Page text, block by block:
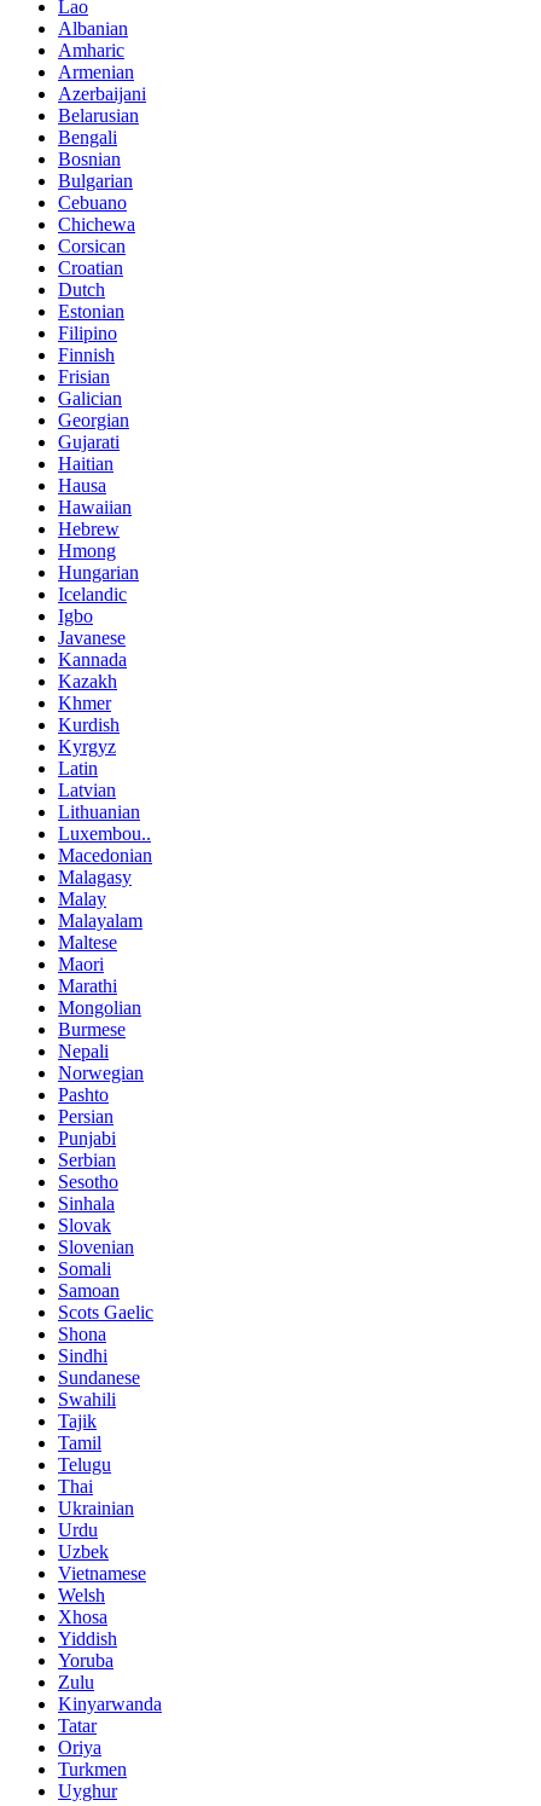
Lao
Albanian
Amharic
Armenian
Azerbaijani
Belarusian
Bengali
Bosnian
Bulgarian
Cebuano
Chichewa
Corsican
Croatian
Dutch
Estonian
Filipino
Finnish
Frisian
Galician
Georgian
Gujarati
Haitian
Hausa
Hawaiian
Hebrew
Hmong
Hungarian
Icelandic
Igbo
Javanese
Kannada
Kazakh
Khmer
Kurdish
Kyrgyz
Latin
Latvian
Lithuanian
Luxembou..
Macedonian
Malagasy
Malay
Malayalam
Maltese
Maori
Marathi
Mongolian
Burmese
Nepali
Norwegian
Pashto
Persian
Punjabi
Serbian
Sesotho
Sinhala
Slovak
Slovenian
Somali
Samoan
Scots Gaelic
Shona
Sindhi
Sundanese
Swahili
Tajik
Tamil
Telugu
Thai
Ukrainian
Urdu
Uzbek
Vietnamese
Welsh
Xhosa
Yiddish
Yoruba
Zulu
Kinyarwanda
Tatar
Oriya
Turkmen
Uyghur